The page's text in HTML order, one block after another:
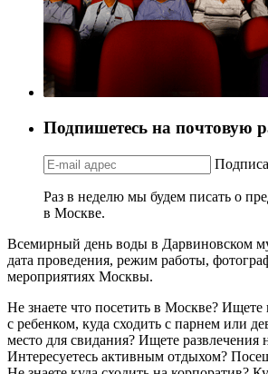
Подпишетесь на почтовую
Раз в неделю мы будем писать о
в Москве.
Всемирный день воды в Дарвиновском
дата проведения, режим работы,
мероприятиях Москвы.
Не знаете что посетить в Москве? Ищете
с ребенком, куда сходить с парнем или
место для свидания? Ищете развлечения
Интересуетесь активным отдыхом?